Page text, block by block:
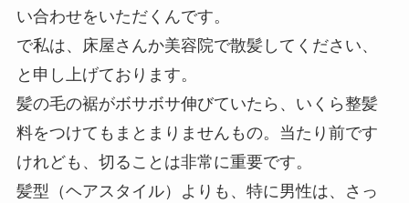
い合わせをいただくんです。
で私は、床屋さんか美容院で散髪してください、
と申し上げております。
髪の毛の裾がボサボサ伸びていたら、いくら整髪
料をつけてもまとまりませんもの。当たり前です
けれども、切ることは非常に重要です。
髪型（ヘアスタイル）よりも、特に男性は、さっ